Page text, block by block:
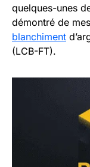
quelques-unes
démontré de
blanchiment
(LCB-FT).